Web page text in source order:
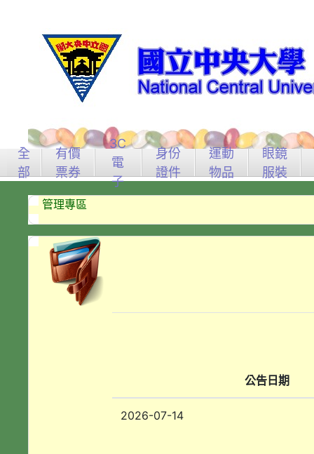
全
部
有價
票券
3C
電
子
身份
證件
運動
物品
眼鏡
服裝
管理專區
公告日期
2026-07-14